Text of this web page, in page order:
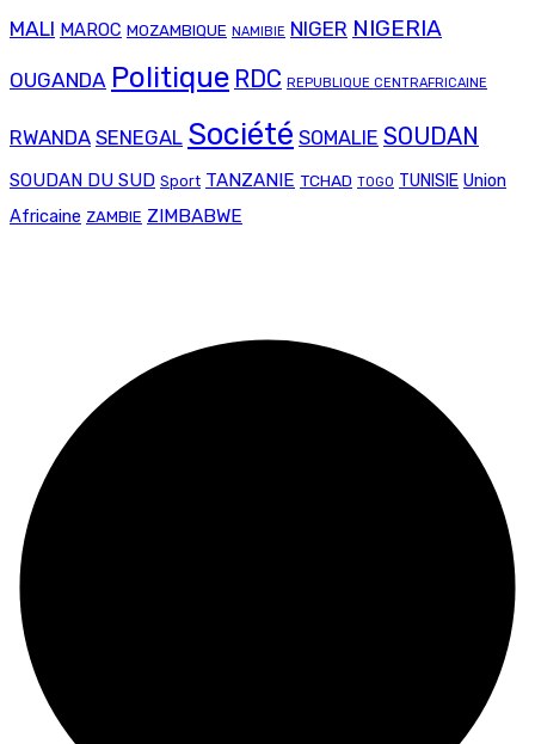
MALI MAROC MOZAMBIQUE NAMIBIE NIGER NIGERIA
OUGANDA Politique RDC REPUBLIQUE CENTRAFRICAINE
RWANDA SENEGAL Société SOMALIE SOUDAN
SOUDAN DU SUD Sport TANZANIE TCHAD TOGO TUNISIE Union
Africaine ZAMBIE ZIMBABWE